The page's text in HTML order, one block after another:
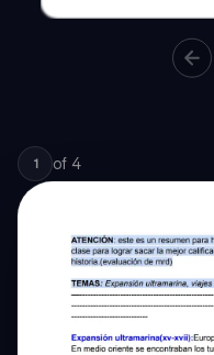
1 of 4